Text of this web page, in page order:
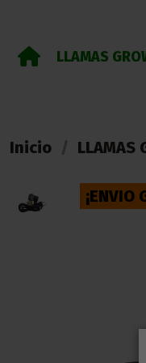
LLAMAS
Inicio LLAMAS
¡ENVIO